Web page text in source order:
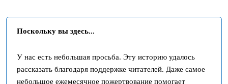
Поскольку вы здесь...
У нас есть небольшая просьба. Эту историю удалось
рассказать благодаря поддержке читателей. Даже самое
небольшое ежемесячное пожертвование помогает